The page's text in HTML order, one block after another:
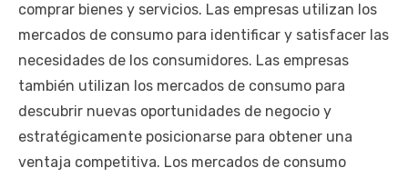
comprar bienes y servicios. Las empresas utilizan los
mercados de consumo para identificar y satisfacer las
necesidades de los consumidores. Las empresas
también utilizan los mercados de consumo para
descubrir nuevas oportunidades de negocio y
estratégicamente posicionarse para obtener una
ventaja competitiva. Los mercados de consumo